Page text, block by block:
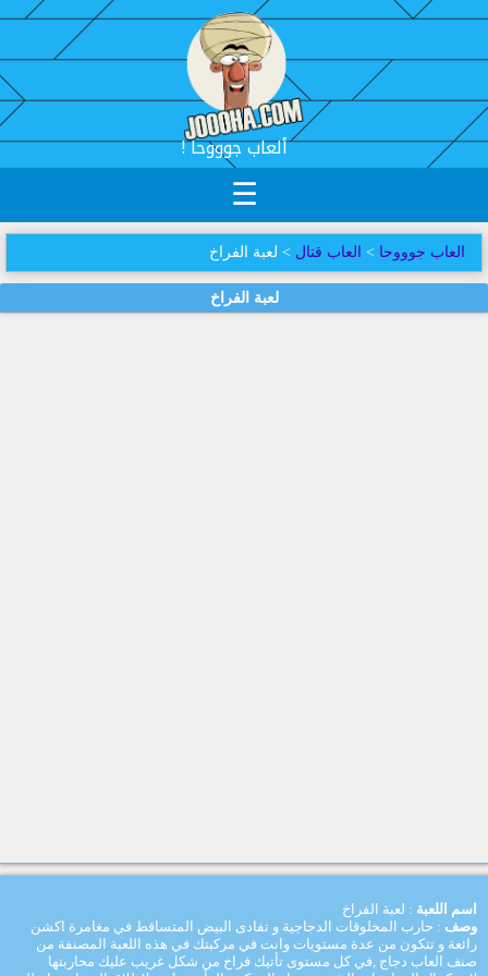
! ألعاب جوووحا
☰
العاب جوووحا > العاب قتال > لعبة الفراخ
لعبة الفراخ
اسم اللعبة : لعبة الفراخ
وصف : حارب المخلوقات الدجاجية و تفادى البيض المتساقط في مغامرة اكشن
رائعة و تتكون من عدة مستويات وانت في مركبتك في هذه اللعبة المصنفة من
صنف العاب دجاج ,في كل مستوى تأتيك فراخ من شكل غريب عليك محاربتها